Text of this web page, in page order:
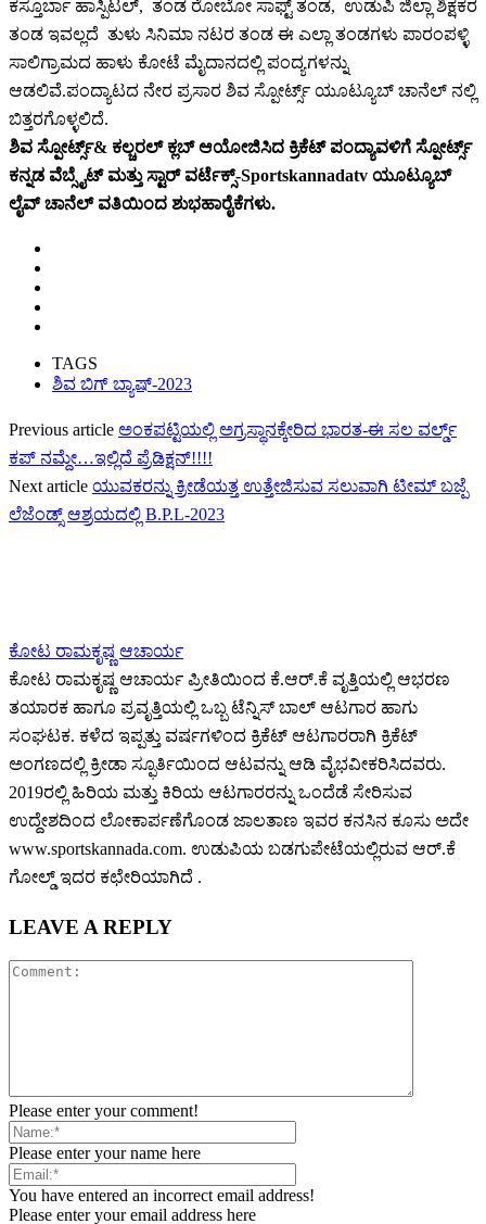
ಕಸ್ತೂರ್ಬಾ ಹಾಸ್ಪಿಟಲ್, ತಂಡ ರೋಬೋ ಸಾಫ್ಟ್ ತಂಡ, ಉಡುಪಿ ಜಿಲ್ಲಾ ಶಿಕ್ಷಕರ
ತಂಡ ಇವಲ್ಲದೆ ತುಳು ಸಿನಿಮಾ ನಟರ ತಂಡ ಈ ಎಲ್ಲಾ ತಂಡಗಳು ಪಾರಂಪಳ್ಳಿ
ಸಾಲಿಗ್ರಾಮದ ಹಾಳು ಕೋಟೆ ಮೈದಾನದಲ್ಲಿ ಪಂದ್ಯಗಳನ್ನು
ಆಡಲಿವೆ.ಪಂದ್ಯಾಟದ ನೇರ ಪ್ರಸಾರ ಶಿವ ಸ್ಪೋರ್ಟ್ಸ್ ಯೂಟ್ಯೂಬ್ ಚಾನೆಲ್ ನಲ್ಲಿ
ಬಿತ್ತರಗೊಳ್ಳಲಿದೆ.
ಶಿವ ಸ್ಪೋರ್ಟ್ಸ್& ಕಲ್ಚರಲ್ ಕ್ಲಬ್ ಆಯೋಜಿಸಿದ ಕ್ರಿಕೆಟ್ ಪಂದ್ಯಾವಳಿಗೆ ಸ್ಪೋರ್ಟ್ಸ್
ಕನ್ನಡ ವೆಬ್ಸೈಟ್ ಮತ್ತು ಸ್ಟಾರ್ ವರ್ಟೆಕ್ಸ್-Sportskannadatv ಯೂಟ್ಯೂಬ್
ಲೈವ್ ಚಾನೆಲ್ ವತಿಯಿಂದ ಶುಭಹಾರೈಕೆಗಳು.
TAGS
ಶಿವ ಬಿಗ್ ಬ್ಯಾಷ್-2023
Previous article ಅಂಕಪಟ್ಟಿಯಲ್ಲಿ‌ ಅಗ್ರಸ್ಥಾನಕ್ಕೇರಿದ ಭಾರತ-ಈ ಸಲ ವರ್ಲ್ಡ್
ಕಪ್ ನಮ್ದೇ…ಇಲ್ಲಿದೆ ಪ್ರೆಡಿಕ್ಷನ್!!!!
Next article ಯುವಕರನ್ನು ಕ್ರೀಡೆಯತ್ತ ಉತ್ತೇಜಿಸುವ ಸಲುವಾಗಿ ಟೀಮ್ ಬಜ್ಪೆ
ಲೆಜೆಂಡ್ಸ್ ಆಶ್ರಯದಲ್ಲಿ B.P.L-2023
ಕೋಟ ರಾಮಕೃಷ್ಣ ಆಚಾರ್ಯ
ಕೋಟ ರಾಮಕೃಷ್ಣ ಆಚಾರ್ಯ ಪ್ರೀತಿಯಿಂದ ಕೆ.ಆರ್.ಕೆ ವೃತ್ತಿಯಲ್ಲಿ ಆಭರಣ
ತಯಾರಕ ಹಾಗೂ ಪ್ರವೃತ್ತಿಯಲ್ಲಿ ಒಬ್ಬ ಟೆನ್ನಿಸ್ ಬಾಲ್ ಆಟಗಾರ ಹಾಗು
ಸಂಘಟಕ. ಕಳೆದ ಇಪ್ಪತ್ತು ವರ್ಷಗಳಿಂದ ಕ್ರಿಕೆಟ್ ಆಟಗಾರರಾಗಿ ಕ್ರಿಕೆಟ್
ಅಂಗಣದಲ್ಲಿ ಕ್ರೀಡಾ ಸ್ಫೂರ್ತಿಯಿಂದ ಆಟವನ್ನು ಆಡಿ ವೈಭವೀಕರಿಸಿದವರು.
2019ರಲ್ಲಿ ಹಿರಿಯ ಮತ್ತು ಕಿರಿಯ ಆಟಗಾರರನ್ನು ಒಂದೆಡೆ ಸೇರಿಸುವ
ಉದ್ದೇಶದಿಂದ ಲೋಕಾರ್ಪಣೆಗೊಂಡ ಜಾಲತಾಣ ಇವರ ಕನಸಿನ ಕೂಸು ಅದೇ
www.sportskannada.com. ಉಡುಪಿಯ ಬಡಗುಪೇಟೆಯಲ್ಲಿರುವ ಆರ್.ಕೆ
ಗೋಲ್ಡ್ ಇದರ ಕಛೇರಿಯಾಗಿದೆ .
LEAVE A REPLY
Please enter your comment!
Please enter your name here
You have entered an incorrect email address!
Please enter your email address here